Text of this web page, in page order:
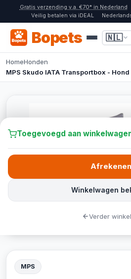
Gratis verzending v.a. €70* in Nederland
Veilig betalen via iDEAL
Bopets 🇳🇱
HomeHonden
MPS Skudo IATA Transportbox -
MPS
Toegevoegd aan
Winkelwagen
Afrekenen
Verder